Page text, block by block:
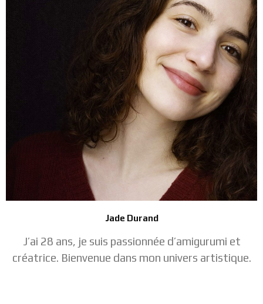
Jade Durand
J’ai 28 ans, je suis passionnée d’amigurumi et
créatrice. Bienvenue dans mon univers artistique.